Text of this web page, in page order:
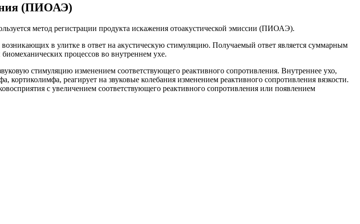
(ПИОАЭ)
метод регистрации продукта искажения отоакустической эмиссии (ПИОАЭ).
в улитке в ответ на акустическую стимуляцию. Получаемый ответ является суммарным
процессов во внутреннем ухе.
стимуляцию изменением соответствующего реактивного сопротивления. Внутреннее ухо,
реагирует на звуковые колебания изменением реактивного сопротивления вязкости.
с увеличением соответствующего реактивного сопротивления или появлением